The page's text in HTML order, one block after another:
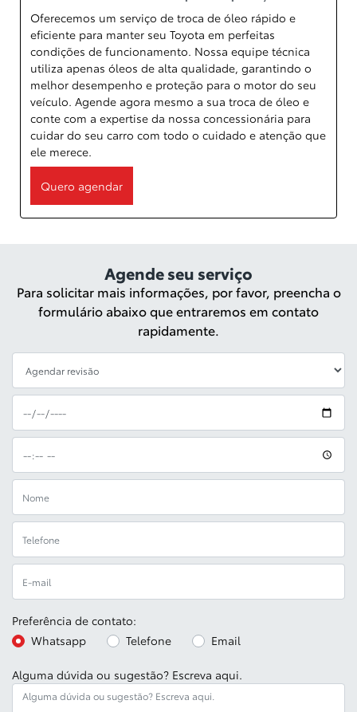
Oferecemos um serviço de troca de óleo rápido e
eficiente para manter seu Toyota em perfeitas
condições de funcionamento. Nossa equipe técnica
utiliza apenas óleos de alta qualidade, garantindo o
melhor desempenho e proteção para o motor do seu
veículo. Agende agora mesmo a sua troca de óleo e
conte com a expertise da nossa concessionária para
cuidar do seu carro com todo o cuidado e atenção que
ele merece.
Quero agendar
Agende seu serviço
Para solicitar mais informações, por favor, preencha o
formulário abaixo que entraremos em contato
rapidamente.
Preferência de contato:
Whatsapp
Telefone Email
Alguma dúvida ou sugestão? Escreva aqui.